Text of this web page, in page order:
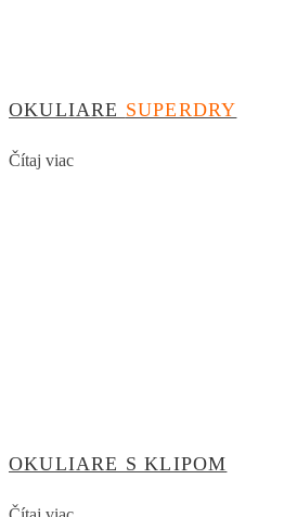
OKULIARE SUPERDRY
Čítaj viac
OKULIARE S KLIPOM